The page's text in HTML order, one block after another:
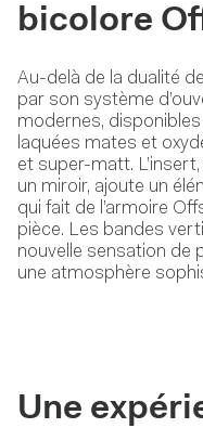
bicolore
Au-delà de la dualité
par son système
modernes,
laquées mates et
et super-matt.
un miroir, ajoute un
qui fait de l’armoire
pièce. Les bandes
nouvelle sensation de
une atmosphère
Une